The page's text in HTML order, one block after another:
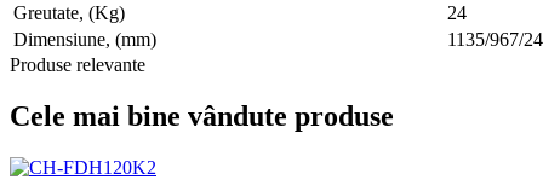
Greutate, (Kg)
24
Dimensiune, (mm)
1135/967/
Produse relevante
Cele mai bine vândute produse